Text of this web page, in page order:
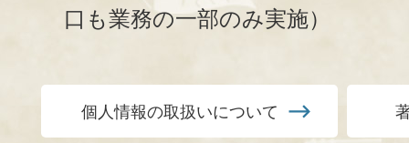
口も業務の一部のみ実施）
個人情報の取扱いについて